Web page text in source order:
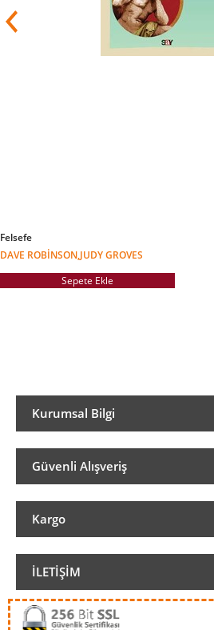
Felsefe
DAVE ROBINSON,JUDY GROVES
Sepete Ekle
Kurumsal Bilgi
Güvenli Alışveriş
Kargo
İLETIŞIM